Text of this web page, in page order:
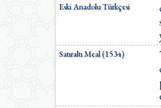
Eski Anadolu Türkçesi
Satıraltı Meal (1534)